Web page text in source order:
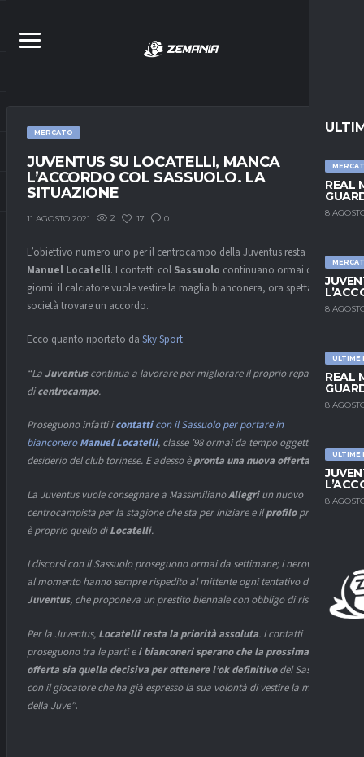
REAL
8
8
ULTIME
REAL
8
ULTIME
8
MERCATO
JUVENTUS SU LOCATELLI, MANCA
L’ACCORDO COL SASSUOLO. LA
SITUAZIONE
11 AGOSTO 2021 2 17 0
L’obiettivo numero uno per il centrocampo della Juventus resta
Manuel Locatelli. I contatti col Sassuolo continuano ormai da
giorni: il calciatore vuole vestire la maglia bianconera, ora spetta alle
società trovare un accordo.
Ecco quanto riportato da Sky Sport.
“La Juventuscontinua a lavorare per migliorare il proprio reparto
dicentrocampo.
Proseguono infatti icontatticon il Sassuolo per portare in
bianconeroManuel Locatelli, classe ’98 ormai da tempo oggetto del
desiderio del club torinese. E adesso èpronta una nuova offerta
La Juventus vuole consegnare a MassimilianoAllegriun nuovo
centrocampista per la stagione che sta per iniziare e ilprofilopreferito
è proprio quello diLocatelli.
I discorsi con il Sassuolo proseguono ormai da settimane; i neroverdi
al momento hanno sempre rispedito al mittente ogni tentativo della
Juventus, che proponeva un prestito biennale con obbligo di riscatto.
Per la Juventus, Locatelli resta la priorità assoluta. I contatti
proseguono tra le parti ei bianconeri sperano che la prossima
offerta sia quella decisiva per ottenere l’ok definitivodel Sassuolo;
con il giocatore che ha già espresso la sua volontà di vestire la maglia
della Juve”.